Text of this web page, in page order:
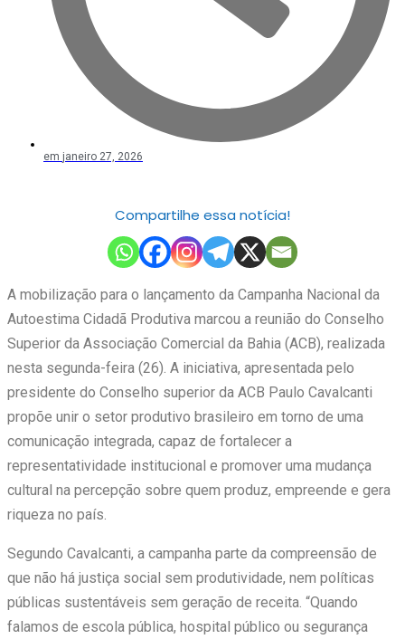
em janeiro 27, 2026
Compartilhe essa notícia!
A mobilização para o lançamento da Campanha Nacional da
Autoestima Cidadã Produtiva marcou a reunião do Conselho
Superior da Associação Comercial da Bahia (ACB), realizada
nesta segunda-feira (26). A iniciativa, apresentada pelo
presidente do Conselho superior da ACB Paulo Cavalcanti
propõe unir o setor produtivo brasileiro em torno de uma
comunicação integrada, capaz de fortalecer a
representatividade institucional e promover uma mudança
cultural na percepção sobre quem produz, empreende e gera
riqueza no país.
Segundo Cavalcanti, a campanha parte da compreensão de
que não há justiça social sem produtividade, nem políticas
públicas sustentáveis sem geração de receita. “Quando
falamos de escola pública, hospital público ou segurança